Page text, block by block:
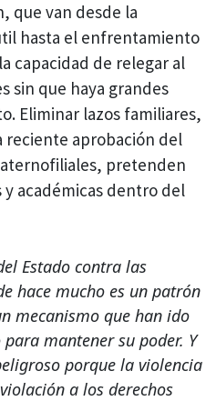
que van desde la
hasta el enfrentamiento
capacidad de relegar al
sin que haya grandes
Eliminar lazos familiares,
reciente aprobación del
pretenden
académicas dentro del
Estado contra las
hace mucho es un patrón
mecanismo que han ido
mantener su poder. Y
porque la violencia
a los derechos